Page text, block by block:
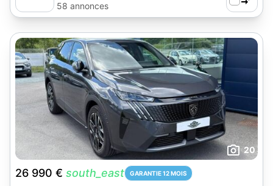
58 annonces
20
26 990 € south_east GARANTIE 12 MOIS